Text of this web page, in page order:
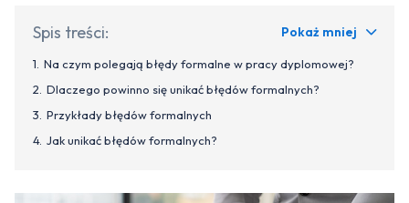
Spis treści: Pokaż mniej
Na czym polegają błędy formalne w pracy dyplomowej?
Dlaczego powinno się unikać błędów formalnych?
Przykłady błędów formalnych
Jak unikać błędów formalnych?